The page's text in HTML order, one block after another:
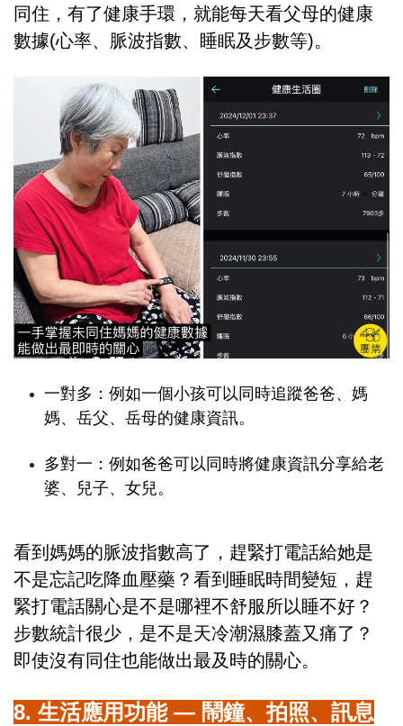
同住，有了健康手環，就能每天看父母的健康
數據(心率、脈波指數、睡眠及步數等)。
一對多：例如一個小孩可以同時追蹤爸爸、媽
媽、岳父、岳母的健康資訊。
多對一：例如爸爸可以同時將健康資訊分享給老
婆、兒子、女兒。
看到媽媽的脈波指數高了，趕緊打電話給她是
不是忘記吃降血壓藥？看到睡眠時間變短，趕
緊打電話關心是不是哪裡不舒服所以睡不好？
步數統計很少，是不是天冷潮濕膝蓋又痛了？
即使沒有同住也能做出最及時的關心。
8. 生活應用功能 — 鬧鐘、拍照、訊息